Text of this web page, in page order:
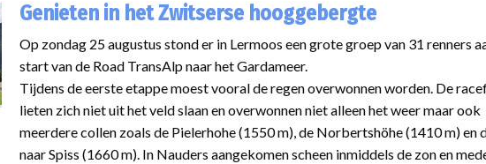
Genieten in het Zwitserse hooggebergte
Op zondag 25 augustus stond er in Lermoos een grote groep van 31 renners
start van de Road TransAlp naar het Gardameer.
Tijdens de eerste etappe moest vooral de regen overwonnen worden. De
lieten zich niet uit het veld slaan en overwonnen niet alleen het weer maar ook
meerdere collen zoals de Pielerhohe (1550 m), de Norbertshöhe (1410 m) en
naar Spiss (1660 m). In Nauders aangekomen scheen inmiddels de zon en